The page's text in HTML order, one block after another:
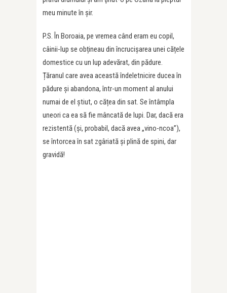
meu minute în şir.
P.S. În Boroaia, pe vremea când eram eu copil,
câinii-lup se obțineau din încrucișarea unei cățele
domestice cu un lup adevărat, din pădure.
Țăranul care avea această îndeletnicire ducea în
pădure și abandona, într-un moment al anului
numai de el știut, o cățea din sat. Se întâmpla
uneori ca ea să fie mâncată de lupi. Dar, dacă era
rezistentă (și, probabil, dacă avea „vino-ncoa”),
se întorcea în sat zgâriată și plină de spini, dar
gravidă!